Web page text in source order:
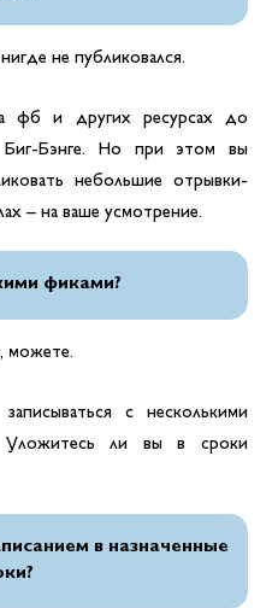
не публиковался.
фб и других ресурсах до
Бэнге. Но при этом вы
небольшие отрывки-
– на ваше усмотрение.
фиками?
можете.
с несколькими
ли вы в сроки
в назначенные